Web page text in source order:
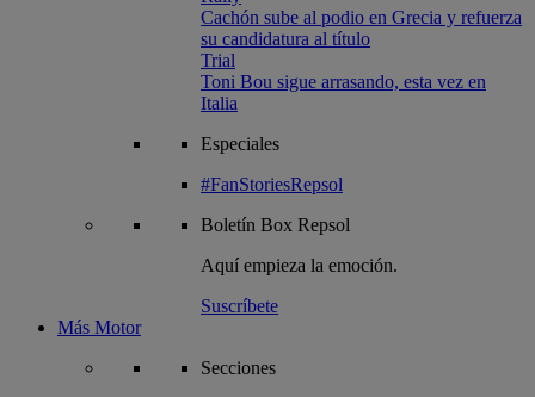
Cachón sube al podio en Grecia y refuerza
su candidatura al título
Trial
Toni Bou sigue arrasando, esta vez en
Italia
Especiales
#FanStoriesRepsol
Boletín Box Repsol
Aquí empieza la emoción.
Suscríbete
Más Motor
Secciones